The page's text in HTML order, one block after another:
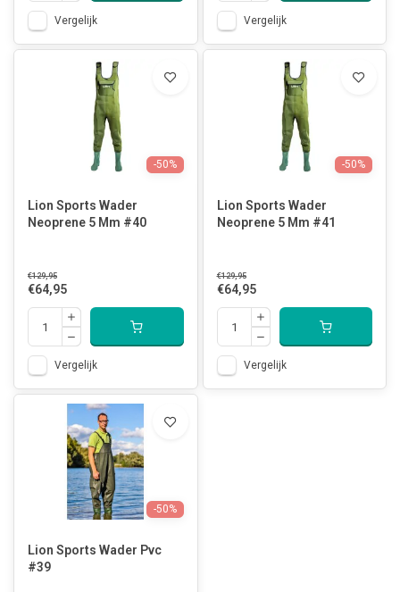
Vergelijk Vergelijk
-50%
Lion Sports Wader
Neoprene 5 Mm #40
€129,95
€64,95
Vergelijk
-50%
Lion Sports Wader
Neoprene 5 Mm #41
€129,95
€64,95
Vergelijk
-50%
Lion Sports Wader Pvc
#39